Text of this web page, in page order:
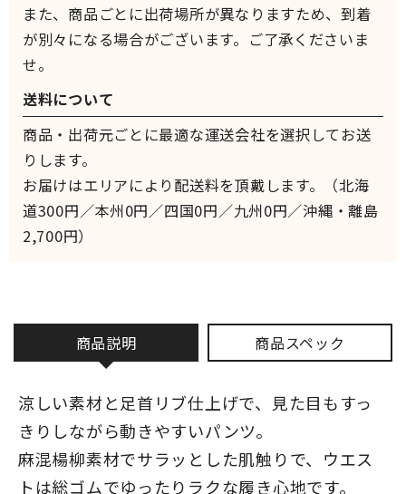
商品説明 商品スペック
涼しい素材と足首リブ仕上げで、見た目もすっ
きりしながら動きやすいパンツ。
麻混楊柳素材でサラッとした肌触りで、ウエス
トは総ゴムでゆったりラクな履き心地です。
また、商品ごとに出荷場所が異なりますため、到着
が別々になる場合がございます。ご了承くださいま
せ。
送料について
商品・出荷元ごとに最適な運送会社を選択してお送
りします。
お届けはエリアにより配送料を頂戴します。（北海
道300円／本州0円／四国0円／九州0円／沖縄・離島
2,700円）